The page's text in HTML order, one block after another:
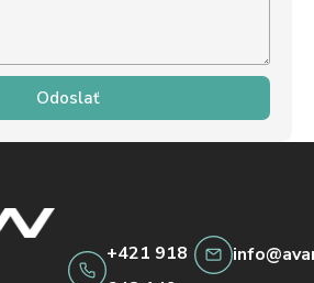
Odoslať
+421 918